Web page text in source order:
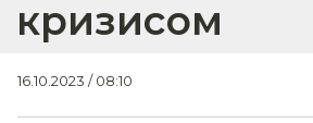
кризисом
16.10.2023 / 08:10